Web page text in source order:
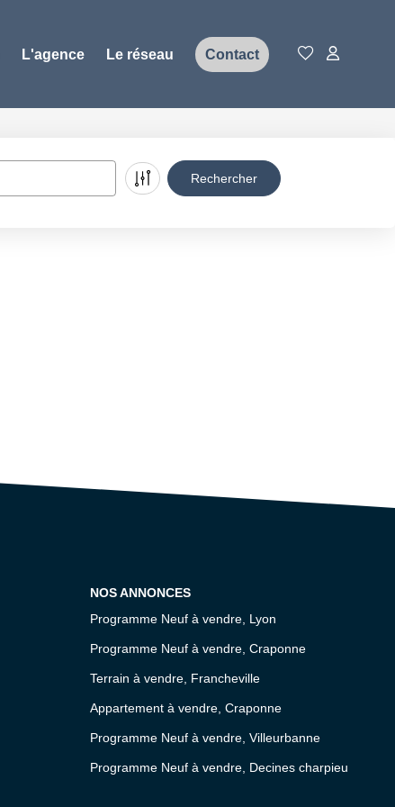
L'agence Le réseau Contact
NOS ANNONCES
Programme Neuf à vendre, Lyon
Programme Neuf à vendre, Craponne
Terrain à vendre, Francheville
Appartement à vendre, Craponne
Programme Neuf à vendre, Villeurbanne
Programme Neuf à vendre, Decines charpieu